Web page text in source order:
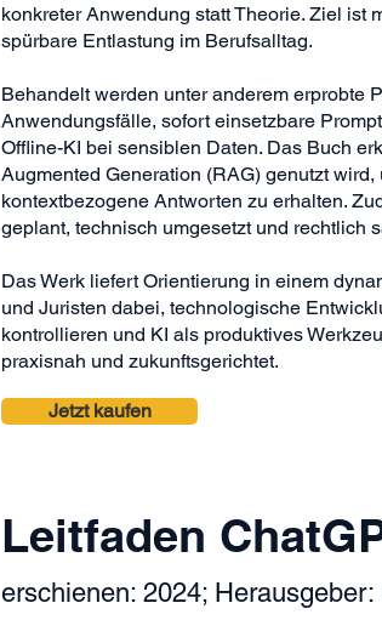
konkreter Anwendung statt Theorie. Ziel ist
spürbare Entlastung im Berufsalltag.
Behandelt werden unter anderem erprobte
Anwendungsfälle, sofort einsetzbare
Offline-KI bei sensiblen Daten. Das Buch
Augmented Generation (RAG) genutzt
kontextbezogene Antworten zu erhalten.
geplant, technisch umgesetzt und rechtlich
Das Werk liefert Orientierung in einem
und Juristen dabei, technologische
kontrollieren und KI als produktives
praxisnah und zukunftsgerichtet.
Jetzt kaufen
Leitfaden
erschienen: 2024;